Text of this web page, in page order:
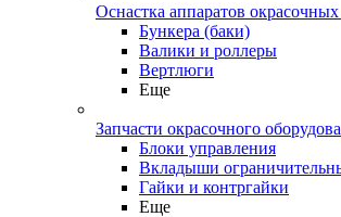
Оснастка аппаратов окрасочных
Бункера (баки)
Валики и роллеры
Вертлюги
Еще
Запчасти окрасочного
Блоки управления
Вкладыши
Гайки и контргайки
Еще